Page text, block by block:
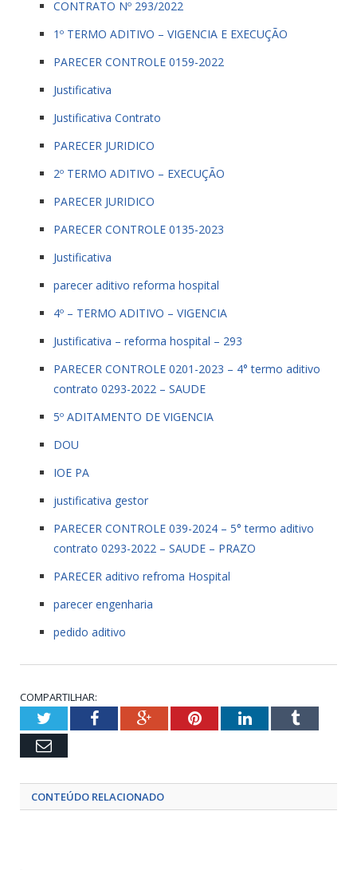
CONTRATO Nº 293/2022
1º TERMO ADITIVO – VIGENCIA E EXECUÇÃO
PARECER CONTROLE 0159-2022
Justificativa
Justificativa Contrato
PARECER JURIDICO
2º TERMO ADITIVO – EXECUÇÃO
PARECER JURIDICO
PARECER CONTROLE 0135-2023
Justificativa
parecer aditivo reforma hospital
4º – TERMO ADITIVO – VIGENCIA
Justificativa – reforma hospital – 293
PARECER CONTROLE 0201-2023 – 4° termo aditivo
contrato 0293-2022 – SAUDE
5º ADITAMENTO DE VIGENCIA
DOU
IOE PA
justificativa gestor
PARECER CONTROLE 039-2024 – 5° termo aditivo
contrato 0293-2022 – SAUDE – PRAZO
PARECER aditivo refroma Hospital
parecer engenharia
pedido aditivo
COMPARTILHAR:
TwitterFacebookGoogle+PinterestLinkedInTumblr
Email
CONTEÚDO RELACIONADO